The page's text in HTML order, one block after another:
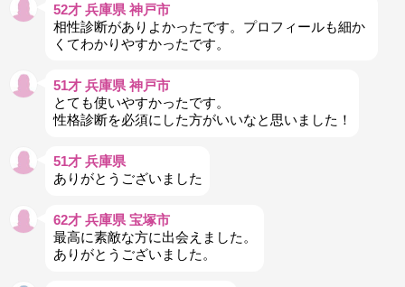
52才 兵庫県 神戸市
相性診断がありよかったです。プロフィールも細か
くてわかりやすかったです。
51才 兵庫県 神戸市
とても使いやすかったです。
性格診断を必須にした方がいいなと思いました！
51才 兵庫県
ありがとうございました
62才 兵庫県 宝塚市
最高に素敵な方に出会えました。
ありがとうございました。